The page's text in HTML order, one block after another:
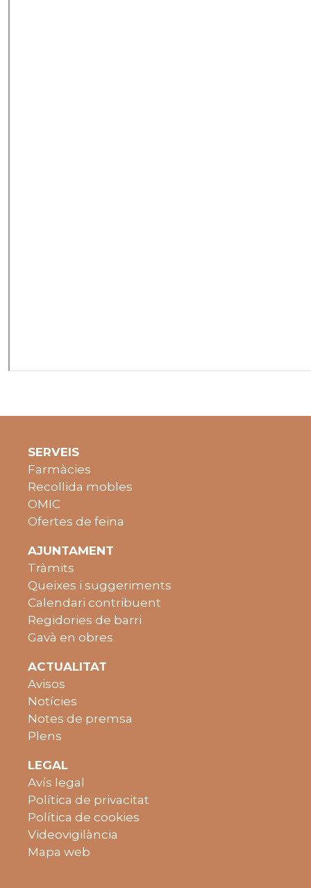
SERVEIS
Farmàcies
Recollida mobles
OMIC
Ofertes de feina
AJUNTAMENT
Tràmits
Queixes i suggeriments
Calendari contribuent
Regidories de barri
Gavà en obres
ACTUALITAT
Avisos
Notícies
Notes de premsa
Plens
LEGAL
Avís legal
Política de privacitat
Política de cookies
Videovigilància
Mapa web